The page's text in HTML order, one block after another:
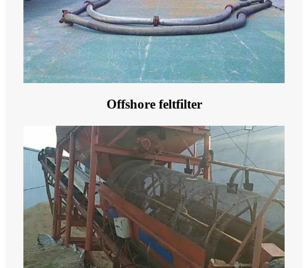
Offshore feltfilter